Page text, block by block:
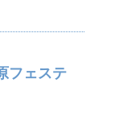
フェステ